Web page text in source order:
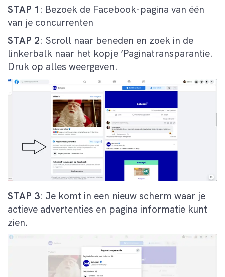
STAP 1 : Bezoek de Facebook-pagina van één
van je concurrenten
STAP 2: Scroll naar beneden en zoek in de
linkerbalk naar het kopje ‘Paginatransparantie.
Druk op alles weergeven.
STAP 3: Je komt in een nieuw scherm waar je
actieve advertenties en pagina informatie kunt
zien.